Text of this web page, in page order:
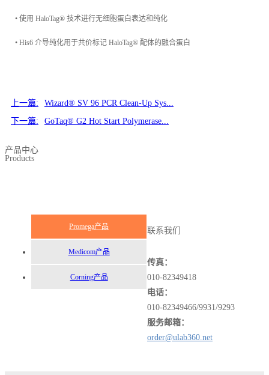
• 使用 HaloTag® 技术进行无细胞蛋白表达和纯化
• His6 介导纯化用于共价标记 HaloTag® 配体的融合蛋白
上一篇:
Wizard® SV 96 PCR Clean-Up Sys...
下一篇:
GoTaq® G2 Hot Start Polymerase...
产品中心
Products
Promega产品
Medicom产品
Corning产品
联系我们
传真：
010-82349418
电话：
010-82349466/9931/9293
服务邮箱：
order@ulab360.net